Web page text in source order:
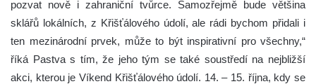
pozvat nově i zahraniční tvůrce. Samozřejmě bude většina
sklářů lokálních, z Křišťálového údolí, ale rádi bychom přidali i
ten mezinárodní prvek, může to být inspirativní pro všechny,“
říká Pastva s tím, že jeho tým se také soustředí na nejbližší
akci, kterou je Víkend Křišťálového údolí. 14. – 15. října, kdy se